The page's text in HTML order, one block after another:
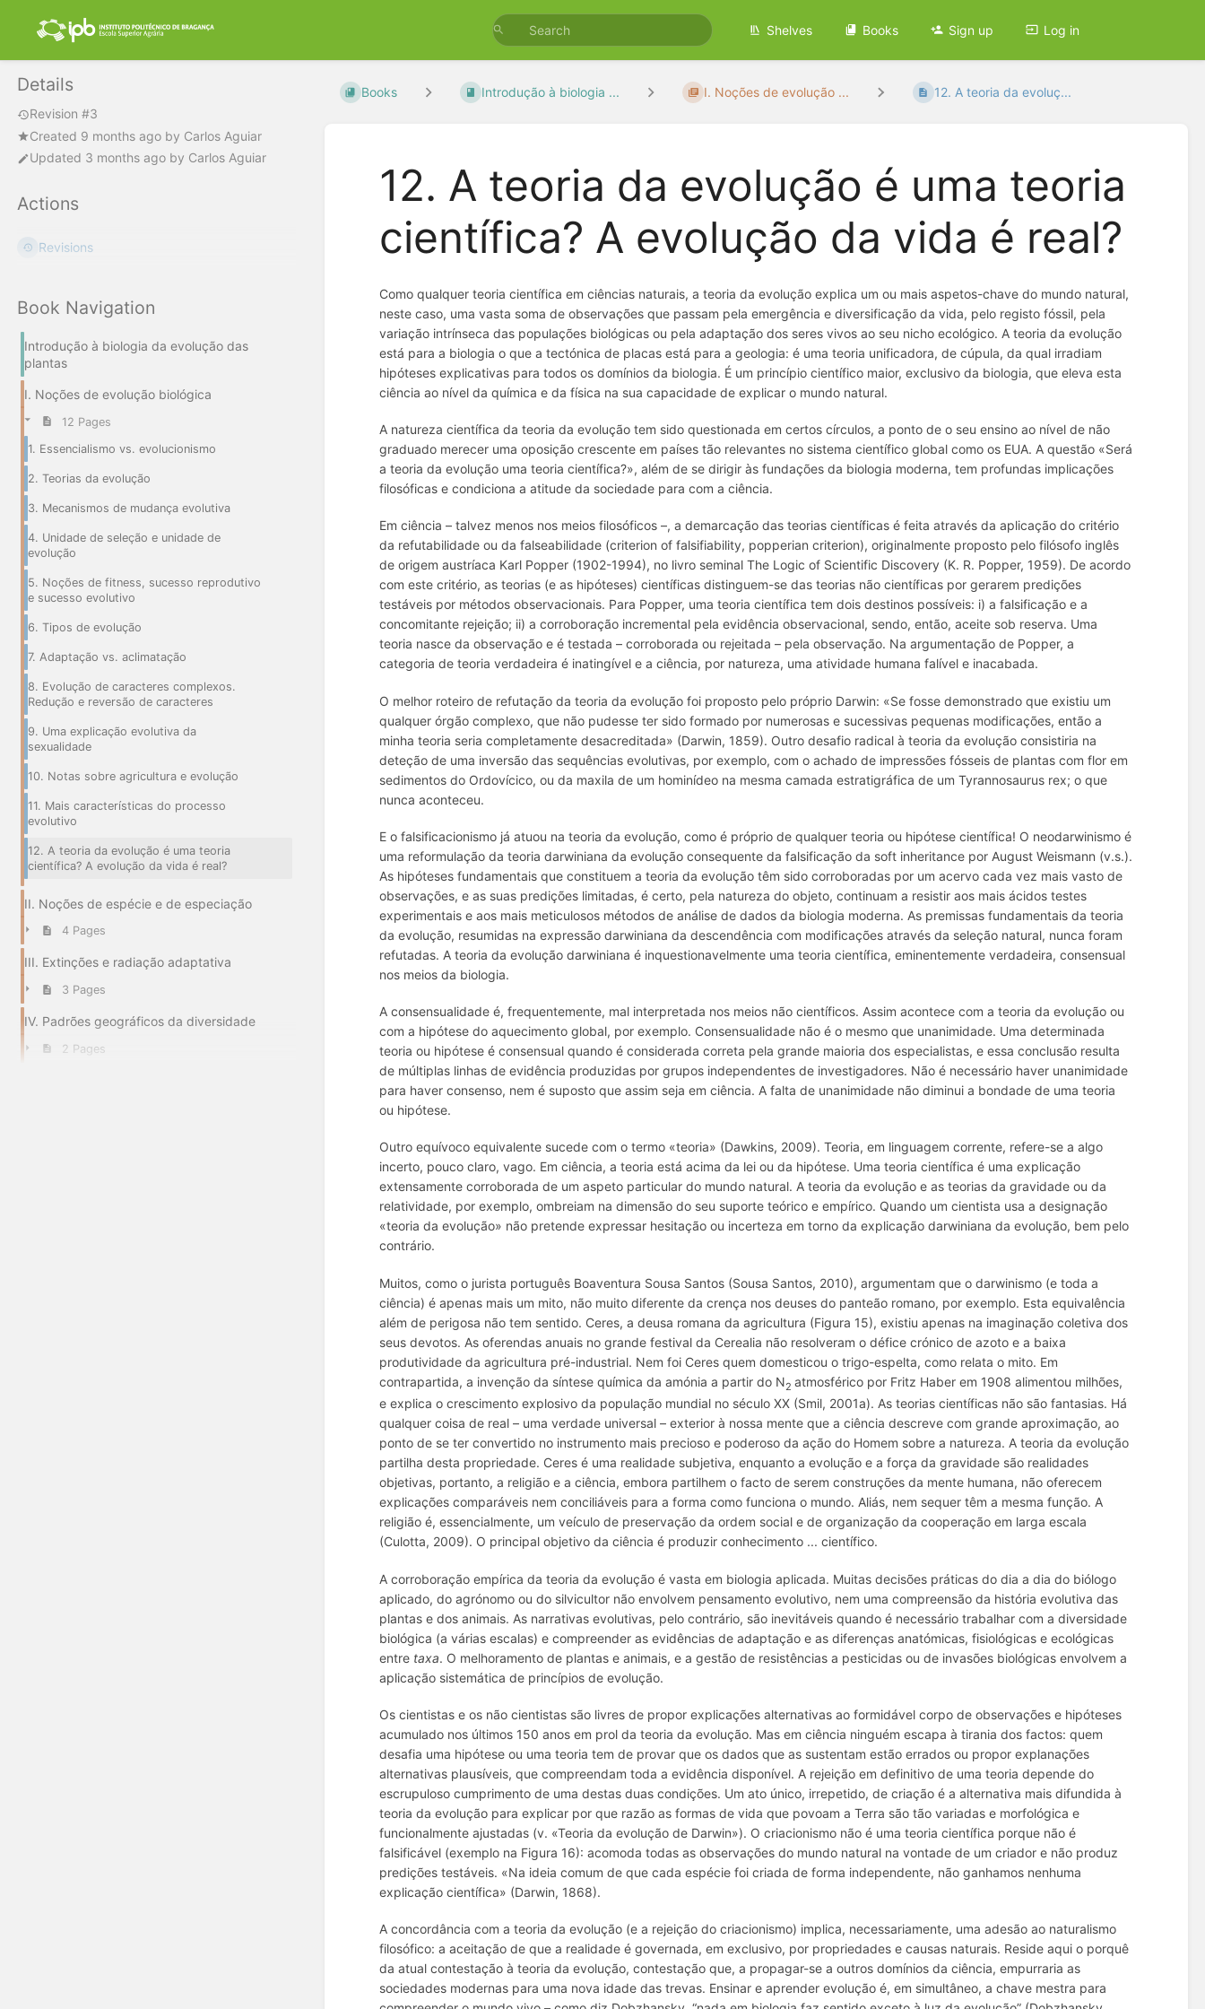
Shelves Books Sign up Log in
Details
Revision #3
Created 9 months ago by Carlos Aguiar
Updated 3 months ago by Carlos Aguiar
Actions
Revisions
Book Navigation
Introdução à biologia da evolução das
plantas
I. Noções de evolução biológica
12 Pages
1. Essencialismo vs. evolucionismo
2. Teorias da evolução
3. Mecanismos de mudança evolutiva
4. Unidade de seleção e unidade de
evolução
5. Noções de fitness, sucesso reprodutivo
e sucesso evolutivo
6. Tipos de evolução
7. Adaptação vs. aclimatação
8. Evolução de caracteres complexos.
Redução e reversão de caracteres
9. Uma explicação evolutiva da
sexualidade
10. Notas sobre agricultura e evolução
11. Mais características do processo
evolutivo
12. A teoria da evolução é uma teoria
científica? A evolução da vida é real?
II. Noções de espécie e de especiação
4 Pages
III. Extinções e radiação adaptativa
3 Pages
IV. Padrões geográficos da diversidade
2 Pages
Books Introdução à biologia ... I. Noções de evolução ... 12. A teoria da evoluç...
12. A teoria da evolução é uma teoria
científica? A evolução da vida é real?
Como qualquer teoria científica em ciências naturais, a teoria da evolução explica um ou mais aspetos-chave do mundo natural,
neste caso, uma vasta soma de observações que passam pela emergência e diversificação da vida, pelo registo fóssil, pela
variação intrínseca das populações biológicas ou pela adaptação dos seres vivos ao seu nicho ecológico. A teoria da evolução
está para a biologia o que a tectónica de placas está para a geologia: é uma teoria unificadora, de cúpula, da qual irradiam
hipóteses explicativas para todos os domínios da biologia. É um princípio científico maior, exclusivo da biologia, que eleva esta
ciência ao nível da química e da física na sua capacidade de explicar o mundo natural.
A natureza científica da teoria da evolução tem sido questionada em certos círculos, a ponto de o seu ensino ao nível de não
graduado merecer uma oposição crescente em países tão relevantes no sistema científico global como os EUA. A questão «Será
a teoria da evolução uma teoria científica?», além de se dirigir às fundações da biologia moderna, tem profundas implicações
filosóficas e condiciona a atitude da sociedade para com a ciência.
Em ciência – talvez menos nos meios filosóficos –, a demarcação das teorias científicas é feita através da aplicação docritério
da refutabilidadeou da falseabilidade (criterion of falsifiability, popperian criterion), originalmente proposto pelo filósofo inglês
de origem austríaca Karl Popper (1902-1994), no livro seminalThe Logic of Scientific Discovery (K. R. Popper, 1959). De acordo
com este critério, as teorias (e as hipóteses) científicas distinguem-se das teorias não científicas por gerarem predições
testáveis por métodos observacionais. Para Popper, uma teoria científica tem dois destinos possíveis: i) a falsificação e a
concomitante rejeição; ii) a corroboração incremental pela evidência observacional, sendo, então, aceite sob reserva. Uma
teoria nasce da observação e é testada – corroborada ou rejeitada – pela observação. Na argumentação de Popper, a
categoria de teoria verdadeira é inatingível e a ciência, por natureza, uma atividade humana falível e inacabada.
O melhor roteiro de refutação da teoria da evolução foi proposto pelo próprio Darwin: «Se fosse demonstrado que existiu um
qualquer órgão complexo, que não pudesse ter sido formado por numerosas e sucessivas pequenas modificações, então a
minha teoria seria completamente desacreditada» (Darwin, 1859). Outro desafio radical à teoria da evolução consistiria na
deteção de uma inversão das sequências evolutivas, por exemplo, com o achado de impressões fósseis de plantas com flor em
sedimentos do Ordovícico, ou da maxila de um hominídeo na mesma camada estratigráfica de umTyrannosaurus rex; o que
nunca aconteceu.
E o falsificacionismo já atuou na teoria da evolução, como é próprio de qualquer teoria ou hipótese científica! O neodarwinismo é
uma reformulação da teoria darwiniana da evolução consequente da falsificação da soft inheritance por August Weismann (v.s.).
As hipóteses fundamentais que constituem a teoria da evolução têm sido corroboradas por um acervo cada vez mais vasto de
observações, e as suas predições limitadas, é certo, pela natureza do objeto, continuam a resistir aos mais ácidos testes
experimentais e aos mais meticulosos métodos de análise de dados da biologia moderna. As premissas fundamentais da teoria
da evolução, resumidas na expressão darwiniana dadescendência com modificações através da seleção natural, nunca foram
refutadas. A teoria da evolução darwiniana é inquestionavelmente uma teoria científica, eminentemente verdadeira, consensual
nos meios da biologia.
A consensualidade é, frequentemente, mal interpretada nos meios não científicos. Assim acontece com a teoria da evolução ou
com a hipótese do aquecimento global, por exemplo. Consensualidade não é o mesmo que unanimidade. Uma determinada
teoria ou hipótese é consensual quando é considerada correta pela grande maioria dos especialistas, e essa conclusão resulta
de múltiplas linhas de evidência produzidas por grupos independentes de investigadores. Não é necessário haver unanimidade
para haver consenso, nem é suposto que assim seja em ciência. A falta de unanimidade não diminui a bondade de uma teoria
ou hipótese.
Outro equívoco equivalente sucede com o termo «teoria» (Dawkins, 2009). Teoria, em linguagem corrente, refere-se a algo
incerto, pouco claro, vago. Em ciência, a teoria está acima da lei ou da hipótese. Umateoria científica é uma explicação
extensamente corroborada de um aspeto particular do mundo natural. A teoria da evolução e as teorias da gravidade ou da
relatividade, por exemplo, ombreiam na dimensão do seu suporte teórico e empírico. Quando um cientista usa a designação
«teoria da evolução» não pretende expressar hesitação ou incerteza em torno da explicação darwiniana da evolução, bem pelo
contrário.
Muitos, como o jurista português Boaventura Sousa Santos (Sousa Santos, 2010), argumentam que o darwinismo (e toda a
ciência) é apenas mais um mito, não muito diferente da crença nos deuses do panteão romano, por exemplo. Esta equivalência
além de perigosa não tem sentido. Ceres, a deusa romana da agricultura (Figura 15), existiu apenas na imaginação coletiva dos
seus devotos. As oferendas anuais no grande festival da Cerealia não resolveram o défice crónico de azoto e a baixa
produtividade da agricultura pré-industrial. Nem foi Ceres quem domesticou o trigo-espelta, como relata o mito. Em
contrapartida, a invenção da síntese química da amónia a partir do N2atmosférico por Fritz Haber em 1908 alimentou milhões,
e explica o crescimento explosivo da população mundial no século XX (Smil, 2001a). As teorias científicas não são fantasias. Há
qualquer coisa de real – uma verdade universal – exterior à nossa mente que a ciência descreve com grande aproximação, ao
ponto de se ter convertido no instrumento mais precioso e poderoso da ação do Homem sobre a natureza. A teoria da evolução
partilha desta propriedade. Ceres é uma realidade subjetiva, enquanto a evolução e a força da gravidade são realidades
objetivas, portanto, a religião e a ciência, embora partilhem o facto de serem construções da mente humana, não oferecem
explicações comparáveis nem conciliáveis para a forma como funciona o mundo. Aliás, nem sequer têm a mesma função. A
religião é, essencialmente, um veículo de preservação da ordem social e de organização da cooperação em larga escala
(Culotta, 2009). O principal objetivo da ciência é produzir conhecimento ... científico.
A corroboração empírica da teoria da evolução é vasta em biologia aplicada. Muitas decisões práticas do dia a dia do biólogo
aplicado, do agrónomo ou do silvicultor não envolvem pensamento evolutivo, nem uma compreensão da história evolutiva das
plantas e dos animais. As narrativas evolutivas, pelo contrário, são inevitáveis quando é necessário trabalhar com a diversidade
biológica (a várias escalas) e compreender as evidências de adaptação e as diferenças anatómicas, fisiológicas e ecológicas
entre taxa. O melhoramento de plantas e animais, e a gestão de resistências a pesticidas ou de invasões biológicas envolvem a
aplicação sistemática de princípios de evolução.
Os cientistas e os não cientistas são livres de propor explicações alternativas ao formidável corpo de observações e hipóteses
acumulado nos últimos 150 anos em prol da teoria da evolução. Mas em ciência ninguém escapa à tirania dos factos: quem
desafia uma hipótese ou uma teoria tem de provar que os dados que as sustentam estão errados ou propor explanações
alternativas plausíveis, que compreendam toda a evidência disponível. A rejeição em definitivo de uma teoria depende do
escrupuloso cumprimento de uma destas duas condições. Um ato único, irrepetido, de criação é a alternativa mais difundida à
teoria da evolução para explicar por que razão as formas de vida que povoam a Terra são tão variadas e morfológica e
funcionalmente ajustadas (v. «Teoria da evolução de Darwin»). O criacionismo não é uma teoria científica porque não é
falsificável (exemplo na Figura 16): acomoda todas as observações do mundo natural na vontade de um criador e não produz
predições testáveis. «Na ideia comum de que cada espécie foi criada de forma independente, não ganhamos nenhuma
explicação científica» (Darwin, 1868).
A concordância com a teoria da evolução (e a rejeição do criacionismo) implica, necessariamente, uma adesão ao naturalismo
filosófico: a aceitação de que a realidade é governada, em exclusivo, por propriedades e causas naturais. Reside aqui o porquê
da atual contestação à teoria da evolução, contestação que, a propagar-se a outros domínios da ciência, empurraria as
sociedades modernas para uma nova idade das trevas. Ensinar e aprender evolução é, em simultâneo, a chave mestra para